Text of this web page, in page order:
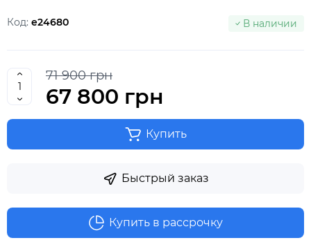
Код: e24680 В наличии
71 900 грн
67 800 грн
Купить
Быстрый заказ
Купить в рассрочку